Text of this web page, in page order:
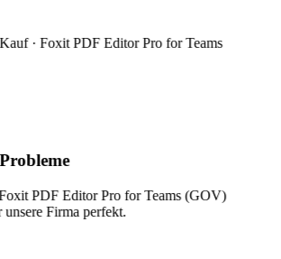
· Foxit PDF Editor Pro for Teams
PDF Editor Pro for Teams (GOV)
Firma perfekt.